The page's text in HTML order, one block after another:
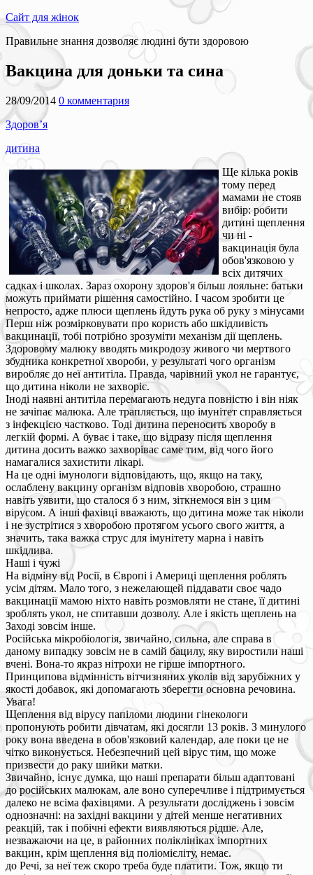
Сайт для жінок
Правильне знання дозволяє людині бути здоровою
Вакцина для доньки та сина
28/09/2014 0 комментария
Здоров’я
дитина
Ще кілька років
тому перед
мамами не стояв
вибір: робити
дитині щеплення
чи ні -
вакцинація була
обов'язковою у
всіх дитячих
садках і школах. Зараз охорону здоров'я більш лояльне: батьки
можуть приймати рішення самостійно. І часом зробити це
непросто, адже плюси щеплень йдуть рука об руку з мінусами
Перш ніж розмірковувати про користь або шкідливість
вакцинації, тобі потрібно зрозуміти механізм дії щеплень.
Здоровому малюку вводять микродозу живого чи мертвого
збудника конкретної хвороби, у результаті чого організм
виробляє до неї антитіла. Правда, чарівний укол не гарантує,
що дитина ніколи не захворіє.
Іноді наявні антитіла перемагають недуга повністю і він ніяк
не зачіпає малюка. Але трапляється, що імунітет справляється
з інфекцією частково. Тоді дитина переносить хворобу в
легкій формі. А буває і таке, що відразу після щеплення
дитина досить важко захворіває саме тим, від чого його
намагалися захистити лікарі.
На це одні імунологи відповідають, що, якщо на таку,
ослаблену вакцину організм відповів хворобою, страшно
навіть уявити, що сталося б з ним, зіткнемося він з цим
вірусом. А інші фахівці вважають, що дитина може так ніколи
і не зустрітися з хворобою протягом усього свого життя, а
значить, така важка струс для імунітету марна і навіть
шкідлива.
Наші і чужі
На відміну від Росії, в Європі і Америці щеплення роблять
усім дітям. Мало того, з нежелающей піддавати своє чадо
вакцинації мамою ніхто навіть розмовляти не стане, її дитині
зроблять укол, не спитавши дозволу. Але і якість щеплень на
Заході зовсім інше.
Російська мікробіологія, звичайно, сильна, але справа в
даному випадку зовсім не в самій бацилу, яку виростили наші
вчені. Вона-то якраз нітрохи не гірше імпортного.
Принципова відмінність вітчизняних уколів від зарубіжних у
якості добавок, які допомагають зберегти основна речовина.
Увага!
Щеплення від вірусу папіломи людини гінекологи
пропонують робити дівчатам, які досягли 13 років. З минулого
року вона введена в обов'язковий календар, але поки це не
чітко виконується. Небезпечний цей вірус тим, що може
призвести до раку шийки матки.
Звичайно, існує думка, що наші препарати більш адаптовані
до російських малюкам, але воно суперечливе і підтримується
далеко не всіма фахівцями. А результати досліджень і зовсім
однозначні: на західні вакцини у дітей менше негативних
реакцій, так і побічні ефекти виявляються рідше. Але,
незважаючи на це, в районних поліклініках імпортних
вакцин, крім щеплення від поліомієліту, немає.
до Речі, за неї теж скоро треба буде платити. Тож, якщо ти